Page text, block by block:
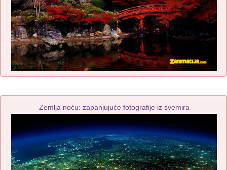
Zemlja noću: zapanjujuće fotografije iz svemira